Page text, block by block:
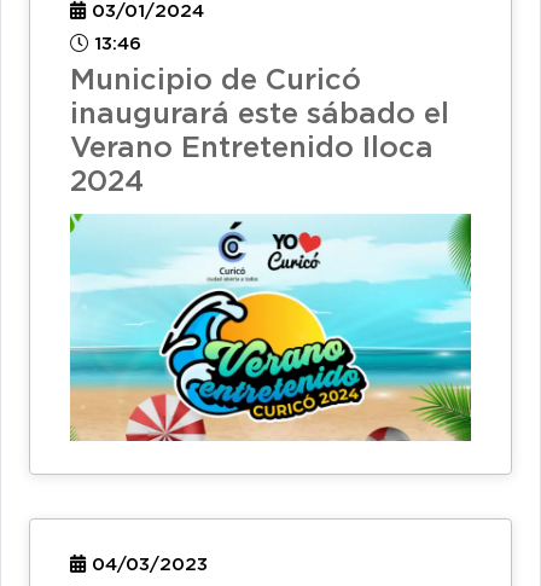
03/01/2024
13:46
Municipio de Curicó
inaugurará este sábado el
Verano Entretenido Iloca
2024
04/03/2023